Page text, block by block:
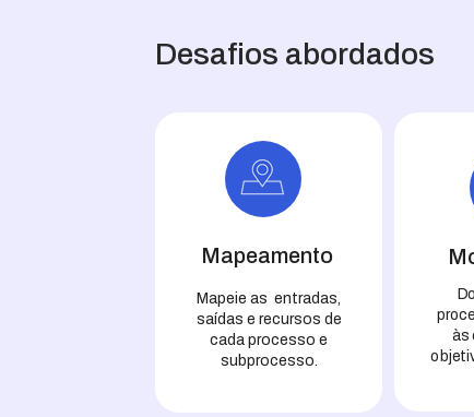
Desafios abordados
Mapeamento
Mapeie as entradas,
saídas e recursos de
cada processo e
subprocesso.
às